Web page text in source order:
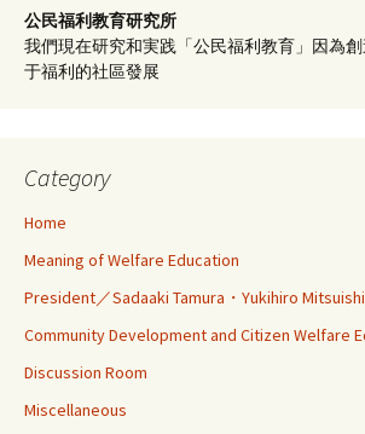
公民福利教育研究所
我們現在研究和実践「公民福利教育」因為
于福利的社區發展
Category
Home
Meaning of Welfare Education
President／Sadaaki Tamura・Yukihiro Mitsuishi
Community Development and Citizen Welfare
Discussion Room
Miscellaneous